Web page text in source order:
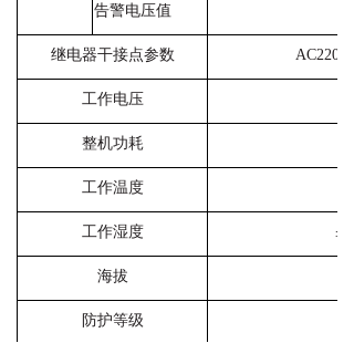
告警电压值
继电器干接点参数
工作电压
整机功耗
工作温度
工作湿度
海拔
防护等级